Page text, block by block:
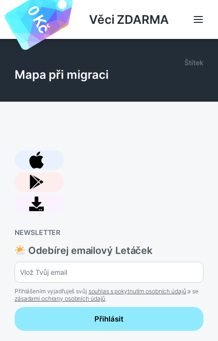
Věci ZDARMA
Štítek
Mapa při migraci
NEWSLETTER
Odebírej emailový Letáček
Přihlášením vyjadřuješ svůj souhlas s pokytnutím osobních údajů a se
zásadami ochrany osobních údajů.
Přihlásit